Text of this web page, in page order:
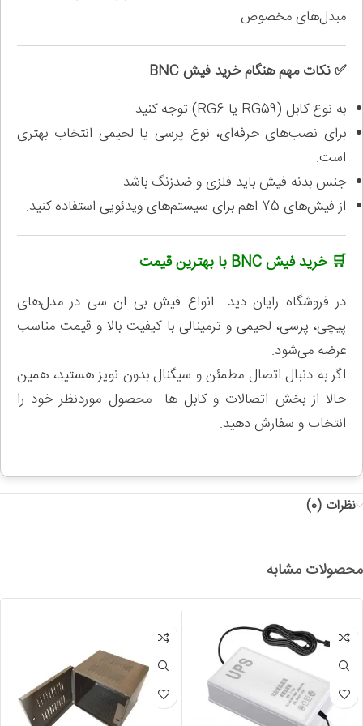
مبدل‌های مخصوص
✅ نکات مهم هنگام خرید فیش BNC
به نوع کابل (RG59 یا RG6) توجه کنید.
برای نصب‌های حرفه‌ای، نوع پرسی یا لحیمی انتخاب بهتری
است.
جنس بدنه فیش باید فلزی و ضدزنگ باشد.
از فیش‌های 75 اهم برای سیستم‌های ویدئویی استفاده کنید.
🛒 خرید فیش BNC با بهترین قیمت
در فروشگاه رایان دید انواع فیش بی ان سی در مدل‌های
پیچی، پرسی، لحیمی و ترمینالی با کیفیت بالا و قیمت مناسب
عرضه می‌شود.
اگر به دنبال اتصال مطمئن و سیگنال بدون نویز هستید، همین
حالا از بخش اتصالات و کابل ها محصول موردنظر خود را
انتخاب و سفارش دهید.
نظرات (0)
محصولات مشابه